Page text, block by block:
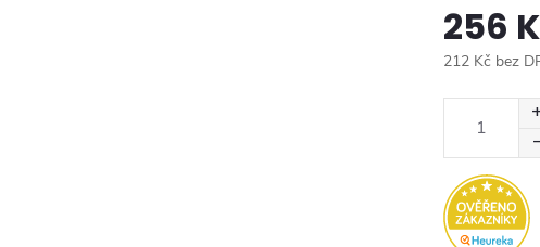
256
212 Kč bez